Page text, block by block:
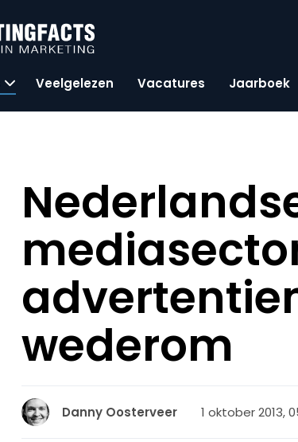
Veelgelezen Vacatures Jaarboek
wederom
Danny Oosterveer 1 oktober 2013,